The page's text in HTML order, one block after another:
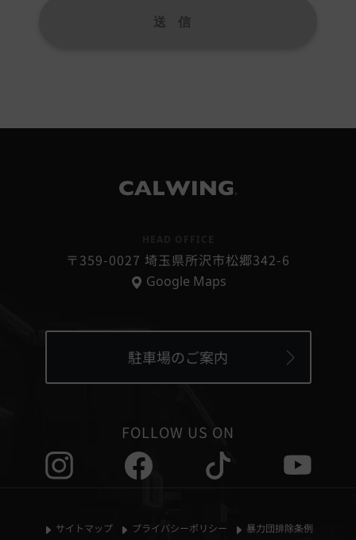
5,商品・サービス改善及び企画のための統計資料作成
個人情報の第三者提供
られる場合を除きます。
1,人の生命、身体または財産の保護のために必要がある場
者が法令の定める事務を遂行することに対して協力する必
要がある場合であって本人の同意を得ることにより当該事
3,国の機関若しくは地方公共団体またはその委託を受けた
要がある際、ご本人さまの同意を得ることにより当該事務
の遂行に支障をおよぼすおそれがある場合
4,公衆衛生の向上または児童の健全な育成の推進のために
特に必要がある場合であって、本人の同意を得ることが困
6,法令の適用をうける場合
〒359-0027 埼玉県所沢市松郷342-6
Google Maps
駐車場のご案内
FOLLOW US ON
サイトマップ プライバシーポリシー 暴力団排除条例